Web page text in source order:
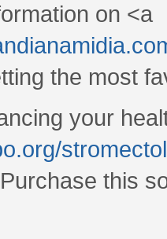
on <a
the most
your
this